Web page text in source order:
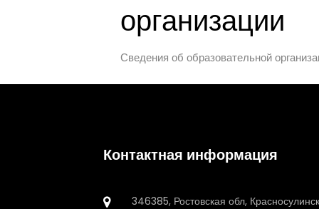
организации
Сведения об образовательной
Контактная информация
346385, Ростовская обл,